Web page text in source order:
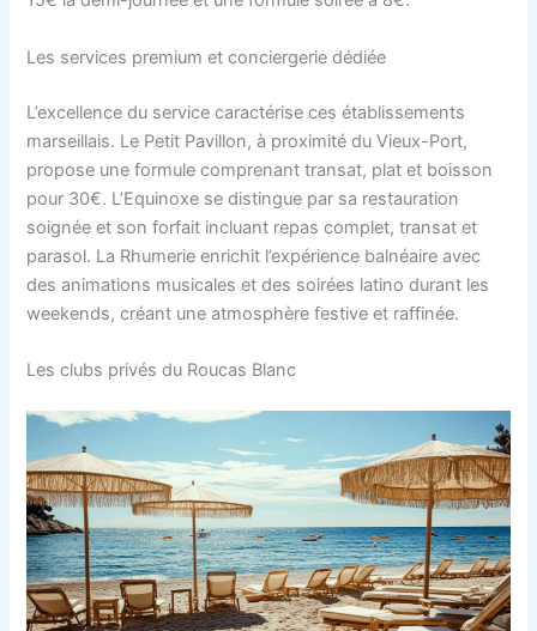
Les services premium et conciergerie dédiée
L’excellence du service caractérise ces établissements
marseillais. Le Petit Pavillon, à proximité du Vieux-Port,
propose une formule comprenant transat, plat et boisson
pour 30€. L’Equinoxe se distingue par sa restauration
soignée et son forfait incluant repas complet, transat et
parasol. La Rhumerie enrichit l’expérience balnéaire avec
des animations musicales et des soirées latino durant les
weekends, créant une atmosphère festive et raffinée.
Les clubs privés du Roucas Blanc